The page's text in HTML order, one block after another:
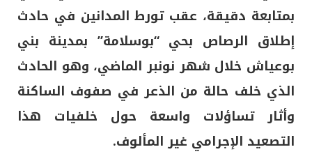
بمتابعة دقيقة، عقب تورط المدانين في حادث
إطلاق الرصاص بحي “بوسلامة” بمدينة بني
بوعياش خلال شهر نونبر الماضي، وهو الحادث
الذي خلف حالة من الذعر في صفوف الساكنة
وأثار تساؤلات واسعة حول خلفيات هذا
التصعيد الإجرامي غير المألوف.